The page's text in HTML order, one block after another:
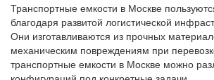
Транспортные емкости в Москве
благодаря развитой логистической
Они изготавливаются из прочных
механическим повреждениям при
транспортные емкости в Москве можно